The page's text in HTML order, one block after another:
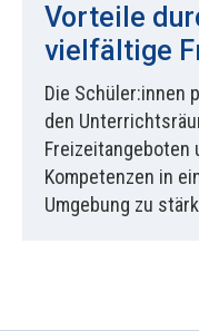
Vorteile
vielfältige
Die Schüler:innen
den
Freizeitangeboten
Kompetenzen in
Umgebung zu